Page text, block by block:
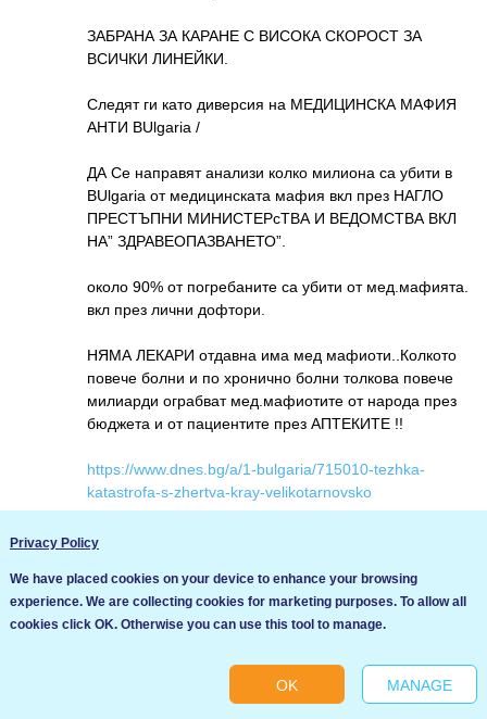
ЗАБРАНА ЗА КАРАНЕ С ВИСОКА СКОРОСТ ЗА
ВСИЧКИ ЛИНЕЙКИ.
Следят ги като диверсия на МЕДИЦИНСКА МАФИЯ
АНТИ BUlgaria /
ДА Се направят анализи колко милиона са убити в
BUlgaria от медицинската мафия вкл през НАГЛО
ПРЕСТЪПНИ МИНИСТЕРсТВА И ВЕДОМСТВА ВКЛ
НА” ЗДРАВЕОПАЗВАНЕТО”.
около 90% от погребаните са убити от мед.мафията.
вкл през лични дофтори.
НЯМА ЛЕКАРИ отдавна има мед мафиоти..Колкото
повече болни и по хронично болни толкова повече
милиарди ограбват мед.мафиотите от народа през
бюджета и от пациентите през АПТЕКИТЕ !!
https://www.dnes.bg/a/1-bulgaria/715010-tezhka-
katastrofa-s-zhertva-kray-velikotarnovsko
Тежка катастрофа с жертва край Великотърновско
Влез за да коментираш
INFO ABOUT NEW SUN PROBLEMS !!
Privacy Policy
We have placed cookies on your device to enhance your browsing
experience. We are collecting cookies for marketing purposes. To allow all
cookies click OK. Otherwise you can use this tool to manage.
OK MANAGE
Ние използваме бисквитки за да подобрим услугите си. Ако
продължите да посещавате този сайт, ние приемаме, че се